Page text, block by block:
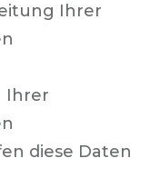
Ihrer
Ihrer
diese Daten